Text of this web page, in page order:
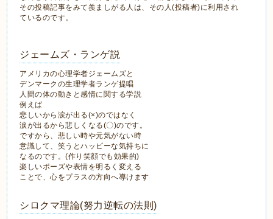
その投稿記事をみて羨ましがる人は、その人(投稿者)に利用され
ているのです。
ジェームズ・ランゲ説
アメリカの心理学者ジェームズと
デンマークの生理学者ランゲ提唱
人間の体の動きと感情に関する学説
例えば
悲しいから涙が出る(×)のではなく
涙が出るから悲しくなる(〇)のです。
ですから、悲しい時や元気がない時
意識して、笑うとハッピーな気持ちに
なるのです。(作り笑顔でも効果的)
楽しいポーズや表情を明るく変える
ことで、心をプラスの方向へ導けます
シロクマ理論(努力逆転の法則)